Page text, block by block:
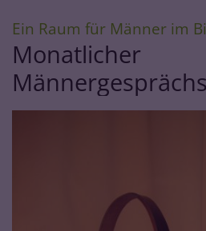
Zum Inhalt springen
Ein Raum für Männer im
Monatlicher